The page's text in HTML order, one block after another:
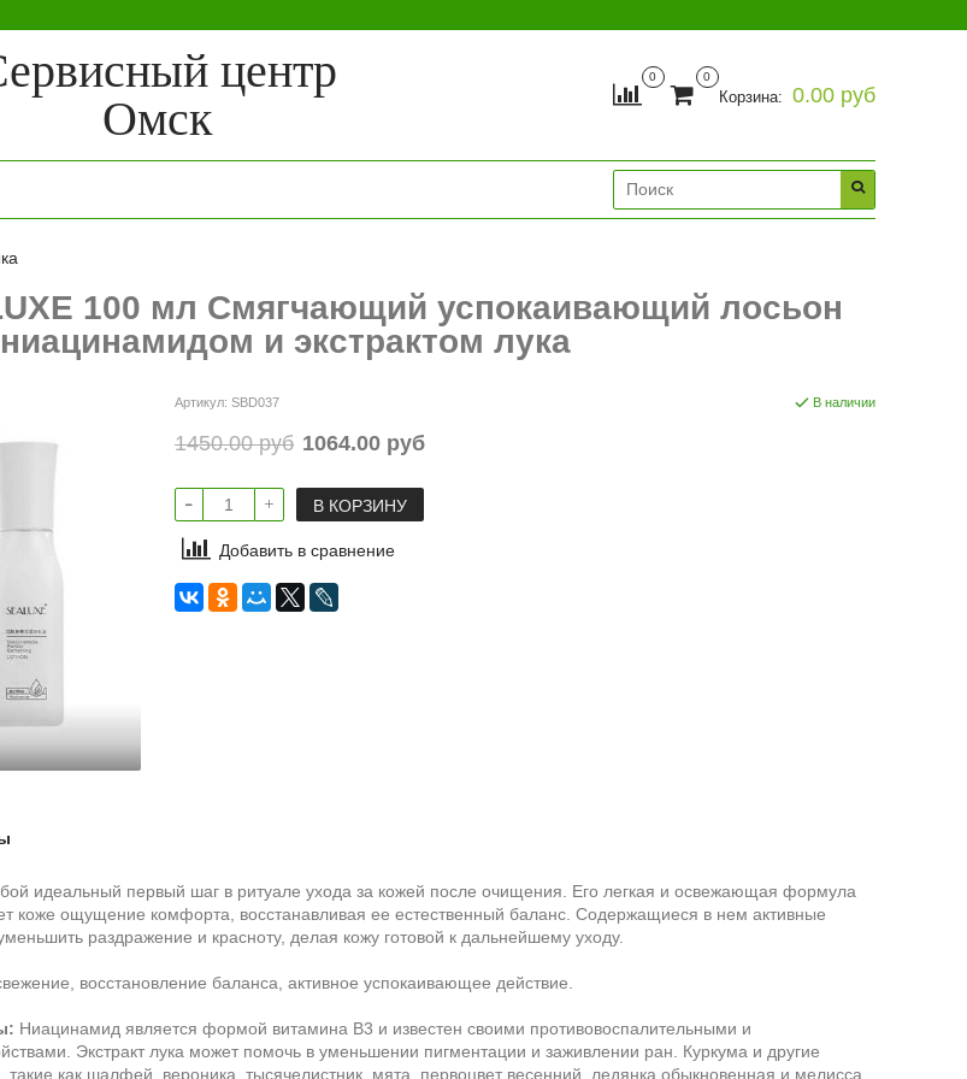
центр
Омск
0 0
Корзина: 0.00 руб
100 мл Смягчающий успокаивающий лосьон
и экстрактом лука
Артикул: SBD037 В наличии
1450.00 руб 1064.00 руб
В КОРЗИНУ
Добавить в сравнение
идеальный первый шаг в ритуале ухода за кожей после очищения. Его легкая и освежающая формула
коже ощущение комфорта, восстанавливая ее естественный баланс. Содержащиеся в нем активные
раздражение и красноту, делая кожу готовой к дальнейшему уходу.
восстановление баланса, активное успокаивающее действие.
Ниацинамид является формой витамина В3 и известен своими противовоспалительными и
Экстракт лука может помочь в уменьшении пигментации и заживлении ран. Куркума и другие
такие как шалфей, вероника, тысячелистник, мята, первоцвет весенний, ледянка обыкновенная и мелисса